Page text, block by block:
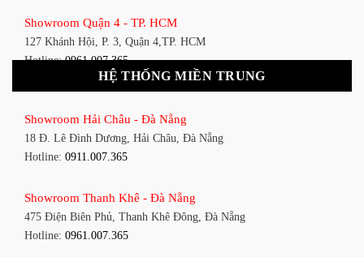
Showroom Quận 4 - TP. HCM
127 Khánh Hội, P. 3, Quận 4,TP. HCM
Hotline:0961.007.365
1411 Đường 3/2, P. 16, Quận 11, TP. HCM
Hotline:0911.007.365
1448 Huỳnh Tấn Phát, Phú Thuận, Quận 7, TP HCM
Hotline:0961.007.365
HỆ THỐNG MIỀN TRUNG
Showroom Hải Châu - Đà Nẵng
18 Đ. Lê Đình Dương, Hải Châu, Đà Nẵng
Hotline: 0911.007.365
Showroom Thanh Khê - Đà Nẵng
475 Điện Biên Phủ, Thanh Khê Đông, Đà Nẵng
Hotline: 0961.007.365